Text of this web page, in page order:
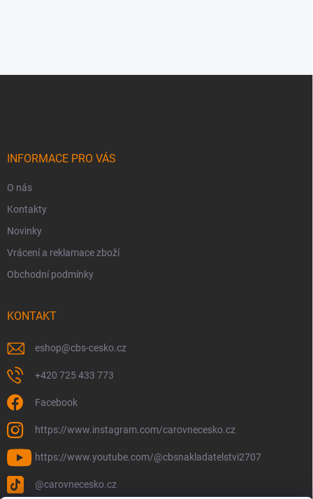
INFORMACE PRO VÁS
O nás
Kontakty
Novinky
Vrácení a reklamace zboží
Obchodní podmínky
KONTAKT
eshop@cbs-cesko.cz
+420 725 433 773
Facebook
https://www.instagram.com/carovnecesko.cz
https://www.youtube.com/@cbsnakladatelstvi2707
@carovnecesko.cz